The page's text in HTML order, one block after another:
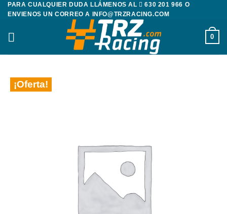
Saltar
contenido
PARA CUALQUIER DUDA LLÁMENOS AL 630 201 966 O
ENVIENOS UN CORREO A
INFO@TRZRACING.COM
0
¡Oferta!